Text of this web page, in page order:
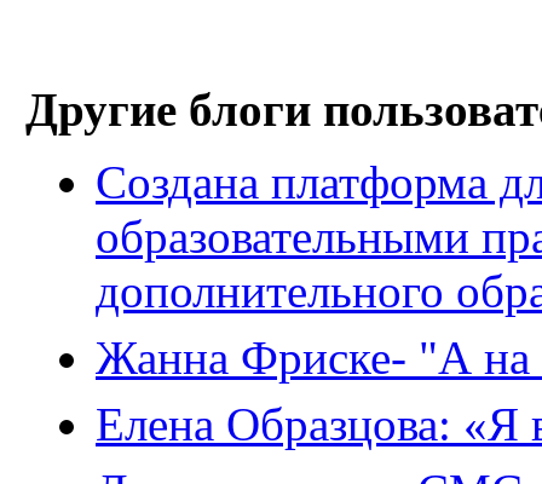
Другие блоги
Создана платформа
образовательными
дополнительного
Жанна Фриске- "А на
Елена Образцова: «Я